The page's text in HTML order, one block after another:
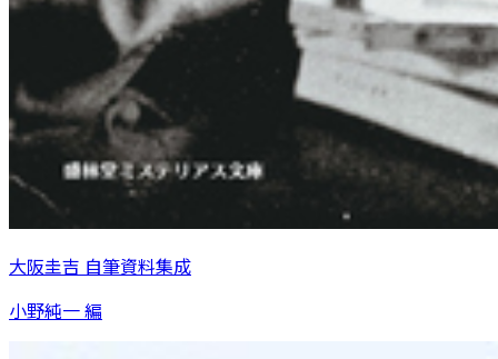
大阪圭吉 自筆資料集成
小野純一 編